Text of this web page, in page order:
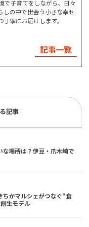
で子育てをしながら、日々
しの中で出会う小さな幸せ
寧にお届けします。
記事一覧
記事
な場所は？伊豆・爪木崎で
ちかマルシェがつなぐ“食
生モデル